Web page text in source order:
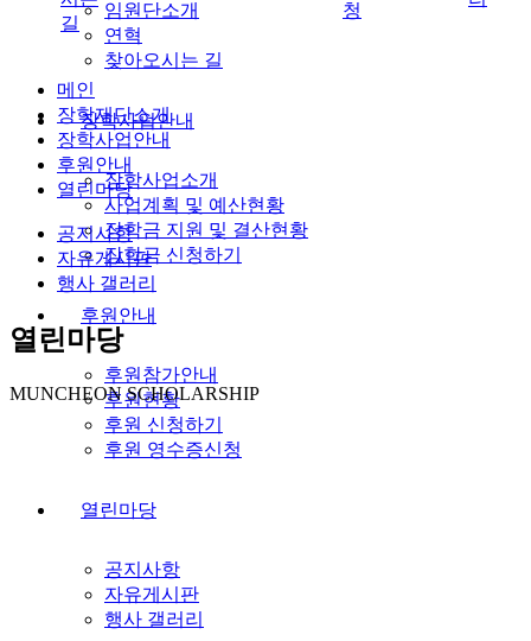
임원단소개
연혁
찾아오시는 길
장학사업안내
장학사업소개
사업계획 및 예산현황
장학금 지원 및 결산현황
장학금 신청하기
후원안내
후원참가안내
후원현황
후원 신청하기
후원 영수증신청
열린마당
공지사항
자유게시판
행사 갤러리
길
청
메인
장학재단소개
장학사업안내
후원안내
열린마당
공지사항
자유게시판
행사 갤러리
열린마당
MUNCHEON SCHOLARSHIP